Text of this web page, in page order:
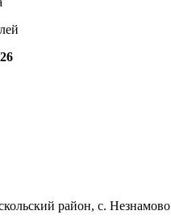
район, с. Незнамово